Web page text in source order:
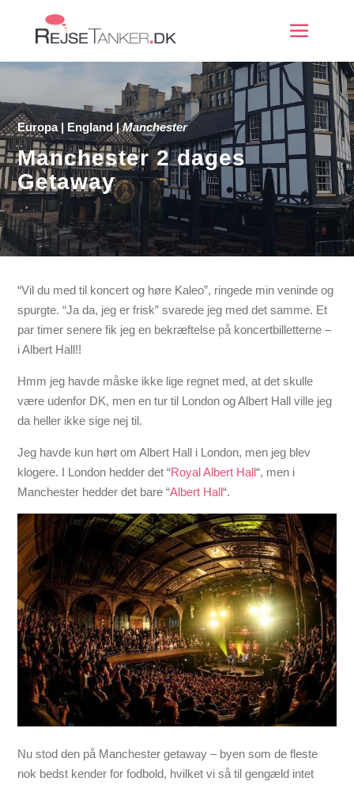
Europa| England|Manchester
Manchester 2 dages
Getaway
“Vil du med til koncert og høre Kaleo”, ringede min veninde og
spurgte. “Ja da, jeg er frisk” svarede jeg med det samme. Et
par timer senere fik jeg en bekræftelse på koncertbilletterne –
i Albert Hall!!
Hmm jeg havde måske ikke lige regnet med, at det skulle
være udenfor DK, men en tur til London og Albert Hall ville jeg
da heller ikke sige nej til.
Jeg havde kun hørt om Albert Hall i London, men jeg blev
klogere. I London hedder det “Royal Albert Hall“, men i
Manchester hedder det bare “Albert Hall“.
Nu stod den på Manchester getaway – byen som de fleste
nok bedst kender for fodbold, hvilket vi så til gengæld intet